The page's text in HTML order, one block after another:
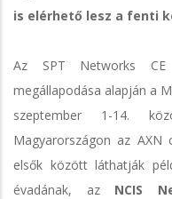
is elérhető lesz a fenti
Az SPT Networks
megállapodása alapján a
szeptember 1-14.
Magyarországon az
elsők között láthatják
évadának, az NCIS